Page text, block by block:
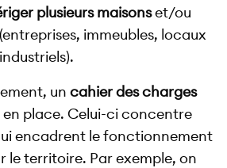
plusieurs maisonset/ou
immeubles, locaux
uncahier des charges
place. Celui-ci concentre
encadrent le fonctionnement
le territoire. Par exemple, on